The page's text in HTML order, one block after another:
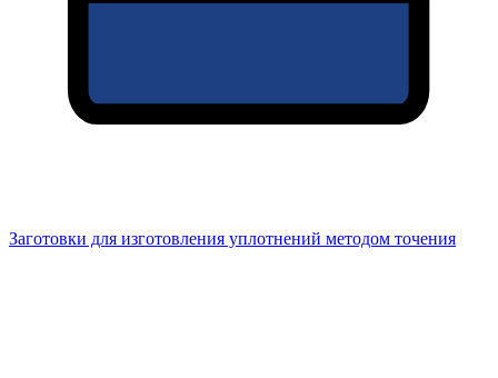
Заготовки для изготовления уплотнений методом точения